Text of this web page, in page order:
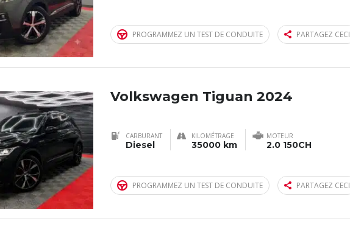
PROGRAMMEZ UN TEST DE CONDUITE PARTAGEZ CECI
Volkswagen Tiguan 2024
CARBURANT
Diesel
KILOMÉTRAGE
35000 km
MOTEUR
2.0 150CH
PROGRAMMEZ UN TEST DE CONDUITE PARTAGEZ CECI